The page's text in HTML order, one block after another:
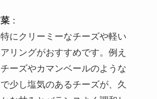
：
にクリーミーなチーズや軽い
リングがおすすめです。例え
ーズやカマンベールのような
少し塩気のあるチーズが、久